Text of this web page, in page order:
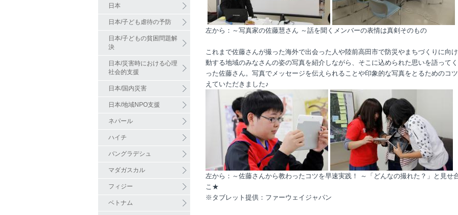
日本
日本/子ども虐待の予防
日本/子どもの貧困問題解
決
日本/災害時における心理
社会的支援
日本/国内災害
日本/地域NPO支援
ネパール
ハイチ
バングラデシュ
マダガスカル
フィジー
ベトナム
左から：～写真家の佐藤慧さん ～話を聞くメンバーの表情は真剣そのもの
これまで佐藤さんが撮った海外で出会った人や陸前高田市で防災やまちづくりに向
動する地域のみなさんの姿の写真を紹介しながら、そこに込められた思いを語って
った佐藤さん。写真でメッセージを伝えられることや印象的な写真をとるためのコ
えていただきました♪
左から：～佐藤さんから教わったコツを早速実践！ ～「どんなの撮れた？」と見せ
こ★
※タブレット提供：ファーウェイジャパン